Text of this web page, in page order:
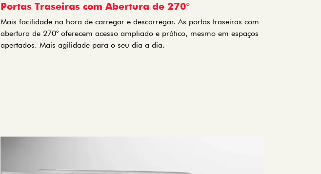
Portas Traseiras com Abertura de 270°
Mais facilidade na hora de carregar e descarregar. As portas traseiras com
abertura de 270° oferecem acesso ampliado e prático, mesmo em espaços
apertados. Mais agilidade para o seu dia a dia.